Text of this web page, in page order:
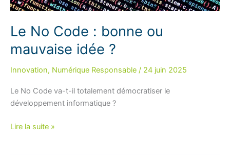
Le No Code : bonne ou
mauvaise idée ?
Innovation, Numérique Responsable / 24 juin 2025
Le No Code va-t-il totalement démocratiser le
développement informatique ?
Le
Lire la suite »